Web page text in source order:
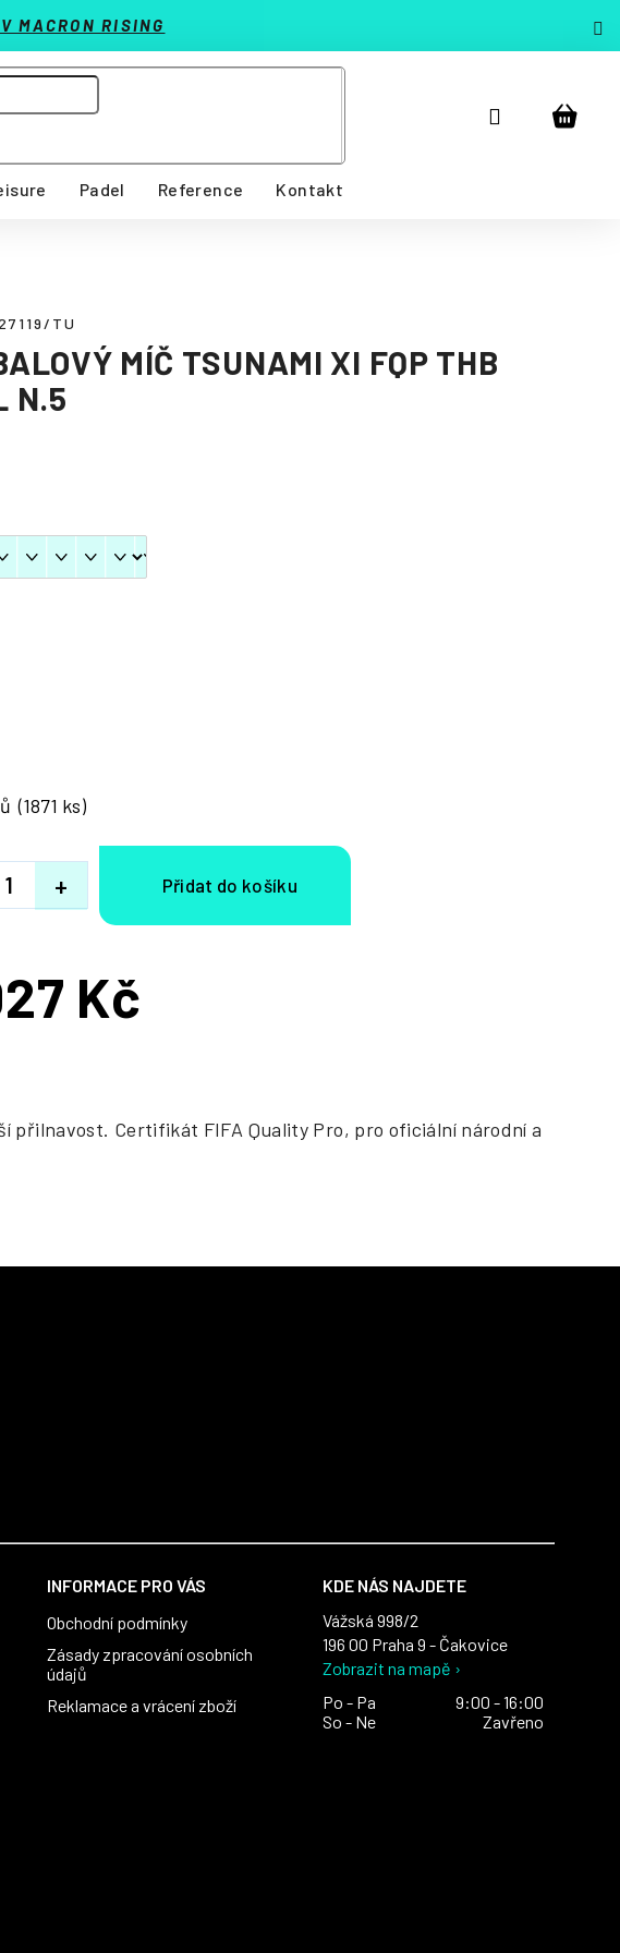
MACRON RISING
Přihlášení
Padel Reference Kontakt
MÍČ TSUNAMI XI FQP THB
N.5
(1871 ks)
+
TU
Kč
přilnavost. Certifikát FIFA Quality Pro, pro oficiální národní a
INFORMACE PRO VÁS
Obchodní podmínky
Zásady zpracování osobních
údajů
Reklamace a vrácení zboží
KDE NÁS NAJDETE
Vážská 998/2
196 00 Praha 9 - Čakovice
Zobrazit na mapě ›
Po - Pa
9:00 - 16:00
So - Ne
Zavřeno